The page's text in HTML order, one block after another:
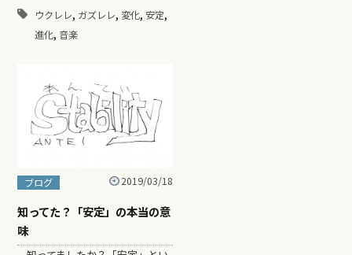
ウクレレ, ガズレレ, 変化, 安定,
進化, 音楽
ブログ 2019/03/18
知ってた？「安定」の本当の意
味